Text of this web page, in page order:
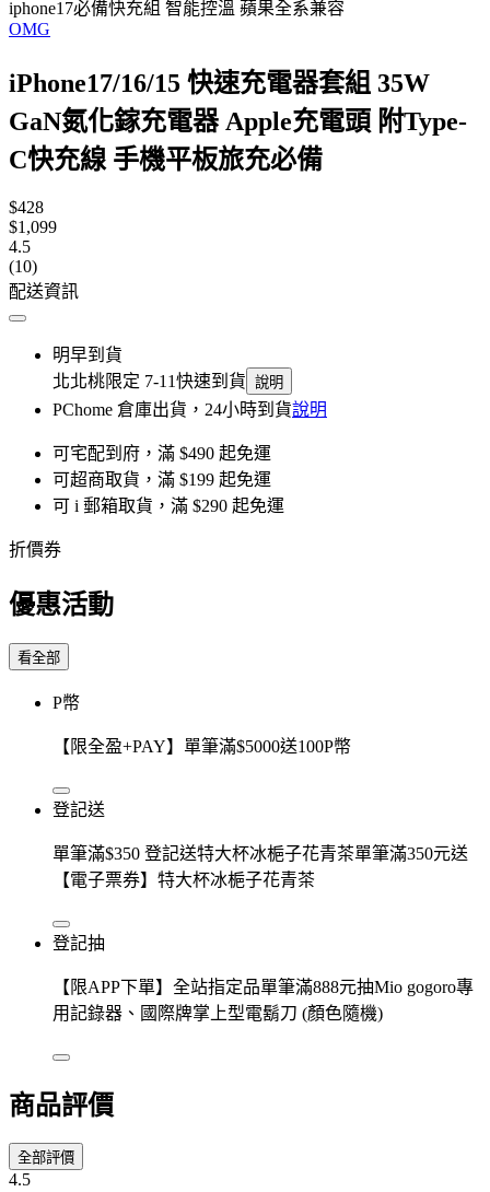
iphone17必備快充組 智能控溫 蘋果全系兼容
OMG
iPhone17/16/15 快速充電器套組 35W
GaN氮化鎵充電器 Apple充電頭 附Type-
C快充線 手機平板旅充必備
$428
$1,099
4.5
(10)
配送資訊
明早到貨
北北桃限定 7-11快速到貨 說明
PChome 倉庫出貨，24小時到貨說明
可宅配到府，滿 $490 起免運
可超商取貨，滿 $199 起免運
可 i 郵箱取貨，滿 $290 起免運
折價券
優惠活動
看全部
P幣
【限全盈+PAY】單筆滿$5000送100P幣
登記送
單筆滿$350 登記送特大杯冰梔子花青茶單筆滿350元送
【電子票券】特大杯冰梔子花青茶
登記抽
【限APP下單】全站指定品單筆滿888元抽Mio gogoro專
用記錄器、國際牌掌上型電鬍刀 (顏色隨機)
商品評價
全部評價
4.5